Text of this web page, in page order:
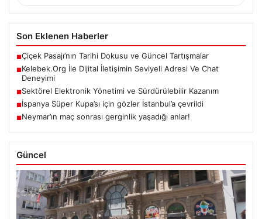
Son Eklenen Haberler
■Çiçek Pasajı’nın Tarihi Dokusu ve Güncel Tartışmalar
■Kelebek.Org İle Dijital İletişimin Seviyeli Adresi Ve Chat
Deneyimi
■Sektörel Elektronik Yönetimi ve Sürdürülebilir Kazanım
■İspanya Süper Kupa’sı için gözler İstanbul’a çevrildi
■Neymar’ın maç sonrası gerginlik yaşadığı anlar!
Güncel